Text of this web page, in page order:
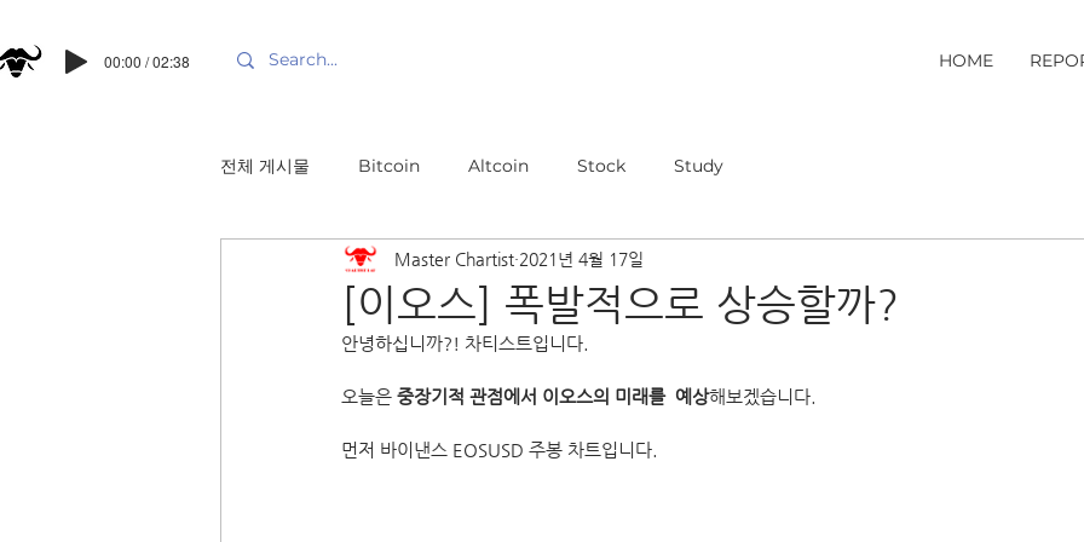
HOME
00:00 / 02:38
전체 게시물 Bitcoin Altcoin Stock Study
[이오스] 폭발적으로 상승할까?
Master Chartist 2021년 4월 17일
안녕하십니까?! 차티스트입니다.
오늘은 중장기적 관점에서 이오스의 미래를  예상해보겠습니다.
먼저 바이낸스 EOSUSD 주봉 차트입니다.